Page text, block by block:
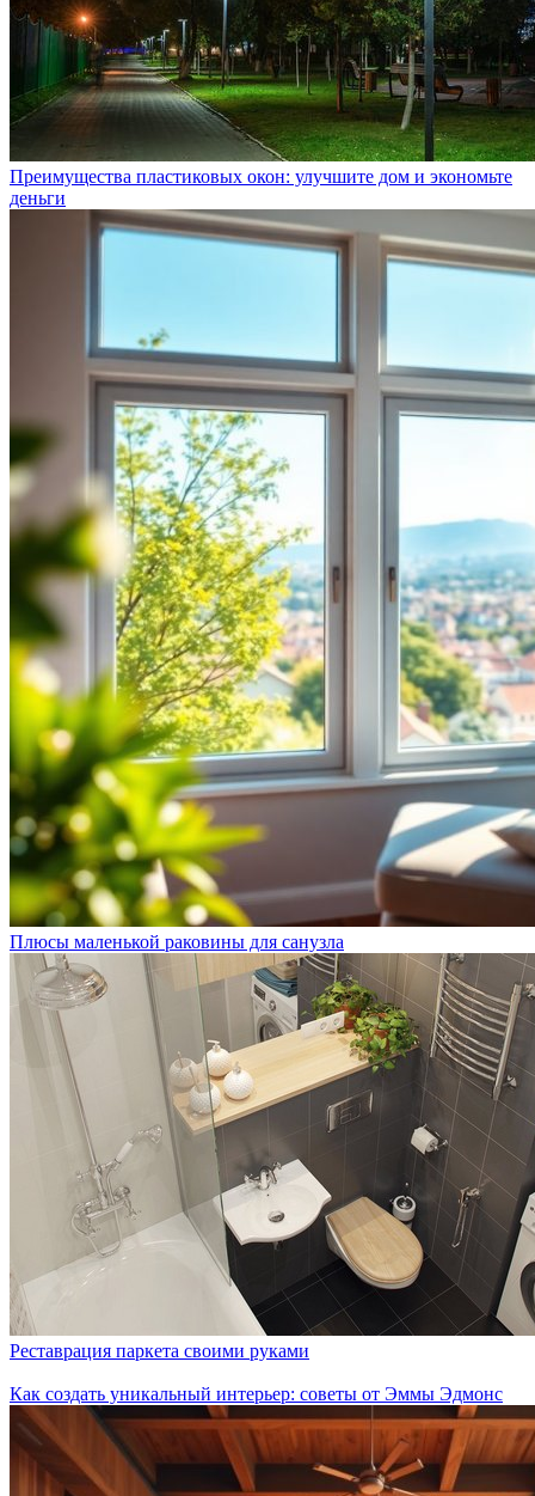
Преимущества пластиковых окон: улучшите дом и экономьте
деньги
Плюсы маленькой раковины для санузла
Реставрация паркета своими руками
Как создать уникальный интерьер: советы от Эммы Эдмонс